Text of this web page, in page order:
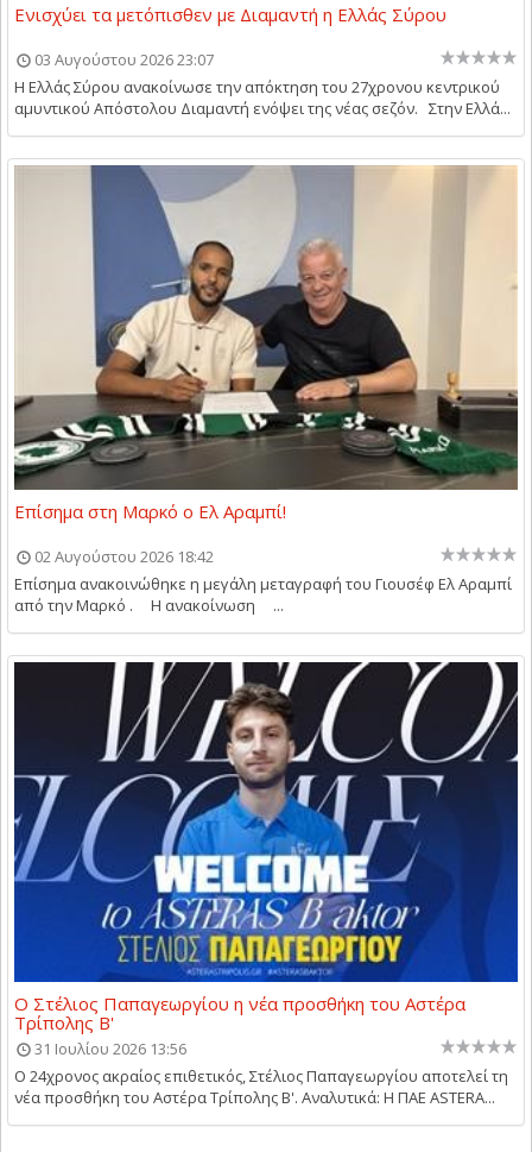
Ενισχύει τα μετόπισθεν με Διαμαντή η Ελλάς Σύρου
03 Αυγούστου 2026 23:07
Η Ελλάς Σύρου ανακοίνωσε την απόκτηση του 27χρονου κεντρικού
αμυντικού Απόστολου Διαμαντή ενόψει της νέας σεζόν. Στην Ελλά...
Επίσημα στη Μαρκό ο Ελ Αραμπί!
02 Αυγούστου 2026 18:42
Επίσημα ανακοινώθηκε η μεγάλη μεταγραφή του Γιουσέφ Ελ Αραμπί
από την Μαρκό . Η ανακοίνωση ...
Ο Στέλιος Παπαγεωργίου η νέα προσθήκη του Αστέρα
Τρίπολης Β'
31 Ιουλίου 2026 13:56
Ο 24χρονος ακραίος επιθετικός, Στέλιος Παπαγεωργίου αποτελεί τη
νέα προσθήκη του Αστέρα Τρίπολης Β'. Αναλυτικά: Η ΠΑΕ ASTERA...